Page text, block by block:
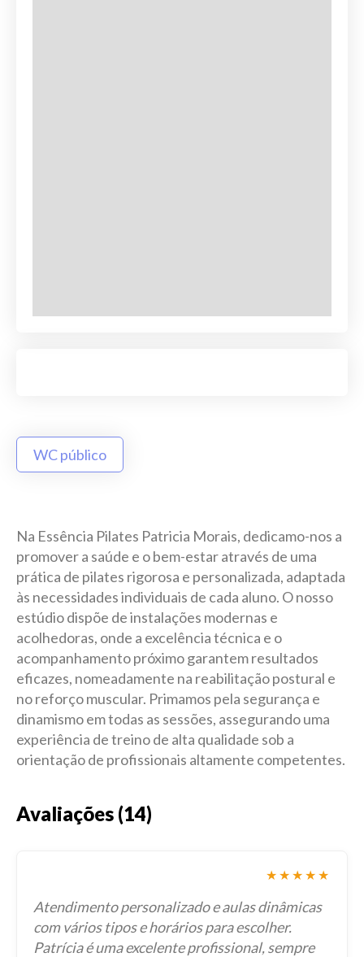
WC público
Na Essência Pilates Patricia Morais, dedicamo-nos a
promover a saúde e o bem-estar através de uma
prática de pilates rigorosa e personalizada, adaptada
às necessidades individuais de cada aluno. O nosso
estúdio dispõe de instalações modernas e
acolhedoras, onde a excelência técnica e o
acompanhamento próximo garantem resultados
eficazes, nomeadamente na reabilitação postural e
no reforço muscular. Primamos pela segurança e
dinamismo em todas as sessões, assegurando uma
experiência de treino de alta qualidade sob a
orientação de profissionais altamente competentes.
Avaliações (14)
★★★★★
Atendimento personalizado e aulas dinâmicas
com vários tipos e horários para escolher.
Patrícia é uma excelente profissional, sempre